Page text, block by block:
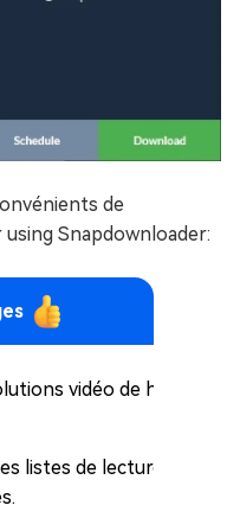
de
Snapdownloader:
vidéo de haute
listes de lecture et des